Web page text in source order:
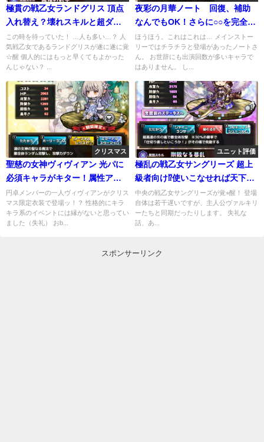
極貫の戦乙女ランドグリス 頂点
入れ替え？壊れスキルと超ダメ
ージを連発ってマジか
この時を待っていた！ …人も多い…？ 人
気戦乙女であるランドグリスが遂に遂に覚
☆醒 個人的にはもっと早くてもよかった
んじゃない？ ...
夜彩の月華ノート 回復、補助
なんでもOK！さらに○○を完全無
効化
ほうほう。これはこれは… メインストー
リーではチラチラと登場があったノートさ
ん。 お世辞にも出演回数が多いキャラで
はありません。 し...
クリスマス
聖慈の女神ヴィヴィアン 光パに
必須キャラがキター！属性アド
は強すぎる
円卓メンバーの一人ヴィヴィアンがクリス
マス限定衣装で登場ッ！？ 性格的にキラ
キラ系のイベントには縁がないと思ってい
ました（失礼） おb...
ユニット評価
極乱の戦乙女サングリーズ 超上
級者向け⁉使いこなせれば天下無
双
中央の戦乙女サングリーズが覚⭐︎醒！ 登場
自体は若干遅いですが、主人公ヴァルキリ
ーたちと同期だったりします。 失礼な
話、あ...
スポンサーリンク